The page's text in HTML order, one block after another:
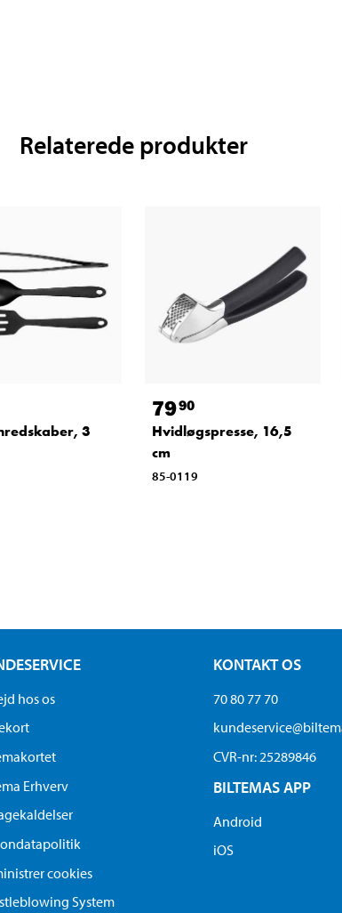
Relaterede produkter
3
7990
Hvidløgspresse, 16,5
cm
85-0119
hos os
Erhverv
cookies
System
KONTAKT OS
70 80 77 70
CVR-nr: 25289846
BILTEMAS APP
Android
iOS